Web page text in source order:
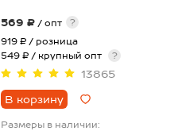
569 ₽ / опт
?
919 ₽ / розница
549 ₽ / крупный опт
?
13865
В корзину
Размеры в наличии: